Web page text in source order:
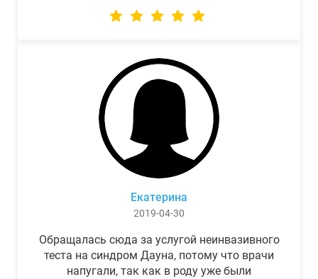
Екатерина
2019-04-30
Обращалась сюда за услугой неинвазивного
теста на синдром Дауна, потому что врачи
напугали, так как в роду уже были